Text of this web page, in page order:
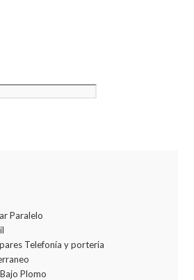
Paralelo
Telefonía y porteria
Plomo